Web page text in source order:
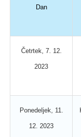
Dan
Četrtek, 7. 12.
2023
Ponedeljek, 11.
12. 2023